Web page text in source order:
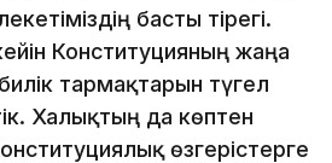
басты тірегі.
Конституцияның жаңа
тармақтарын түгел
Халықтың да көптен
өзгерістерге